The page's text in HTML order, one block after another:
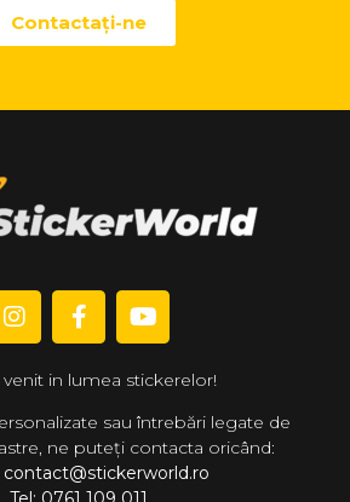
Contactaţi-ne
venit in lumea stickerelor!
sau întrebări legate de
ne puteți contacta oricând:
contact@stickerworld.ro